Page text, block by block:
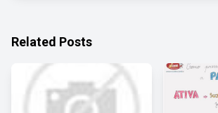
Related Posts